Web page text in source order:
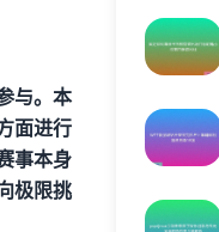
与。本
面进行
事本身
极限挑